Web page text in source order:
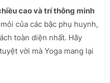
cao và trí thông minh
của các bậc phụ huynh,
toàn diện nhất. Hãy
vời mà Yoga mang lại